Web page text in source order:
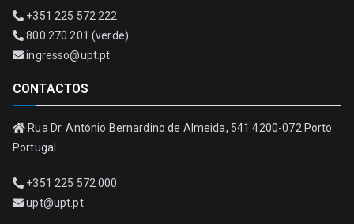
+351 225 572 222
800 270 201 (verde)
ingresso@upt.pt
CONTACTOS
Rua Dr. António Bernardino de Almeida, 541 4200-072 Porto
Portugal
+351 225 572 000
upt@upt.pt